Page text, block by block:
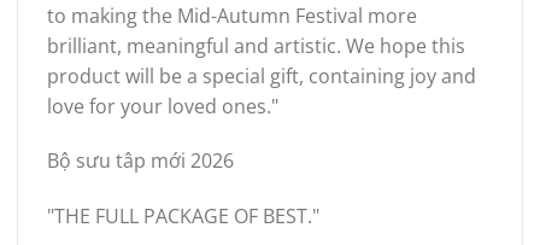
to making the Mid-Autumn Festival more
brilliant, meaningful and artistic. We hope this
product will be a special gift, containing joy and
love for your loved ones."
Bộ sưu tâp mới 2026
"THE FULL PACKAGE OF BEST."